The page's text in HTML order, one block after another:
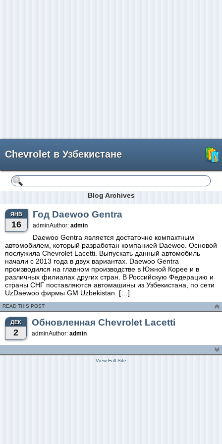
Chevrolet в Узбекистане
Blog Archives
ЯНВ
16
Год Daewoo Gentra
adminAuthor: admin
Daewoo Gentra является достаточно компактным
автомобилем, который разработан компанией Daewoo. Основой
послужила Chevrolet Lacetti. Выпускать данный автомобиль
начали с 2013 года в двух вариантах. Daewoo Gentra
производился на главном производстве в Южной Корее и в
различных филиалах других стран. В Российскую Федерацию и
страны СНГ поставляются автомашины из Узбекистана, по сети
UzDaewoo фирмы GM Uzbekistan. […]
READ THIS POST
ДЕК
2
Обновленная Chevrolet Lacetti
adminAuthor: admin
View Full Site